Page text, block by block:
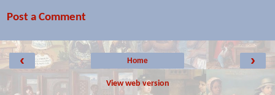
Post a Comment
‹ ›
Home
View web version